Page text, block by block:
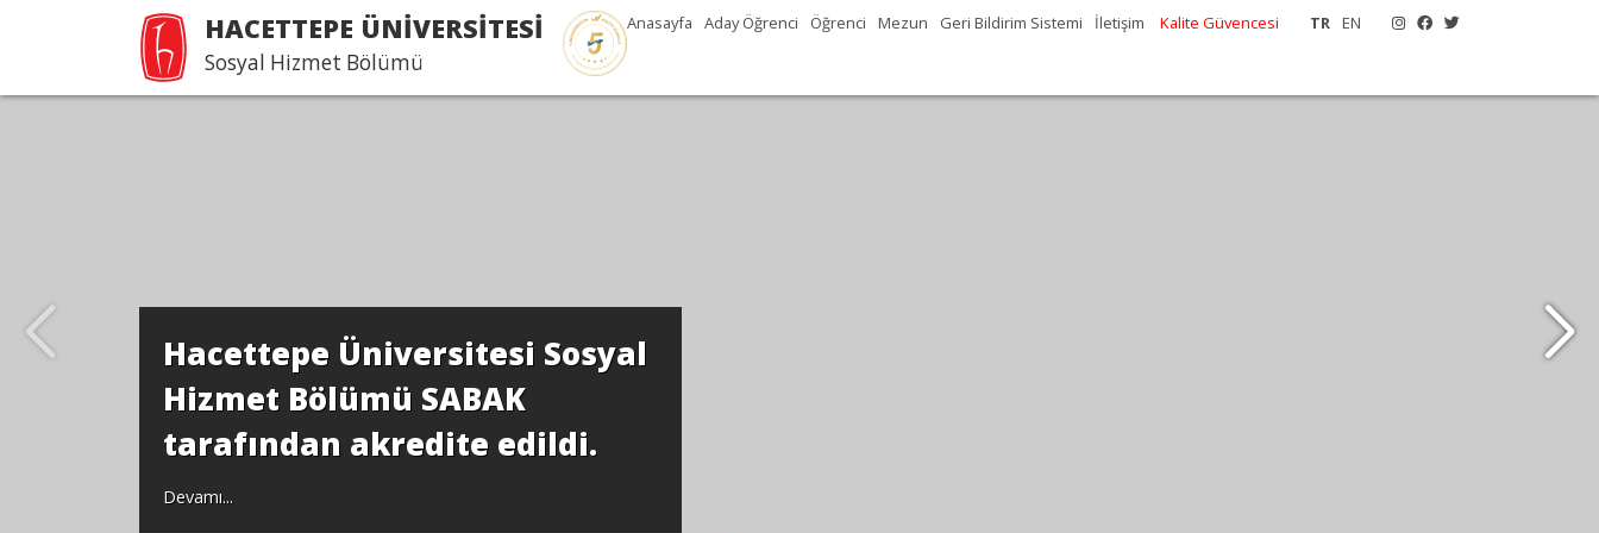
HACETTEPE ÜNİVERSİTESİ
Sosyal Hizmet Bölümü
TR EN
Anasayfa Aday Öğrenci Öğrenci Mezun Geri Bildirim Sistemi İletişim Kalite Güvencesi
Hacettepe Üniversitesi Sosyal
Hizmet Bölümü, SABAK
tarafından akredite edildi.